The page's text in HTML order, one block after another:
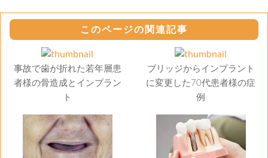
このページの関連記事
事故で歯が折れた若年層患
者様の骨造成とインプラン
ト
ブリッジからインプラント
に変更した70代患者様の症
例